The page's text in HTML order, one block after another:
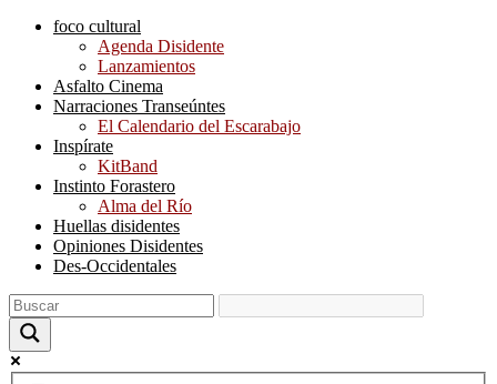
foco cultural
Agenda Disidente
Lanzamientos
Asfalto Cinema
Narraciones Transeúntes
El Calendario del Escarabajo
Inspírate
KitBand
Instinto Forastero
Alma del Río
Huellas disidentes
Opiniones Disidentes
Des-Occidentales